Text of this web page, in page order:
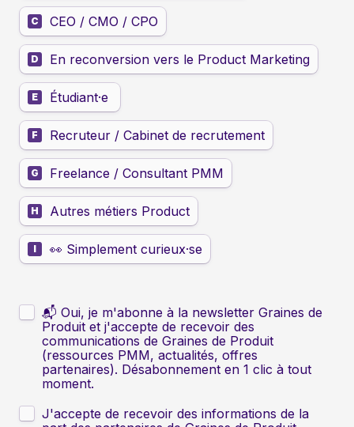
C CEO / CMO / CPO
D En reconversion vers le Product Marketing
E
F Recruteur / Cabinet de recrutement
G Freelance / Consultant PMM
H Autres métiers Product
I 👀 Simplement curieux·se
Untitled checkboxes field
📬 Oui, je m'abonne à la newsletter Graines de
Produit et j'accepte de recevoir des
communications de Graines de Produit
(ressources PMM, actualités, offres
partenaires). Désabonnement en 1 clic à tout
moment.
J'accepte de recevoir des informations de la